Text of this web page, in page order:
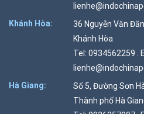
Khánh Hòa:
36 Nguyễn Văn
Khánh Hòa
Tel: 0934562259 .
Hà Giang:
Số 5, Đường Sơn
Thành phố Hà